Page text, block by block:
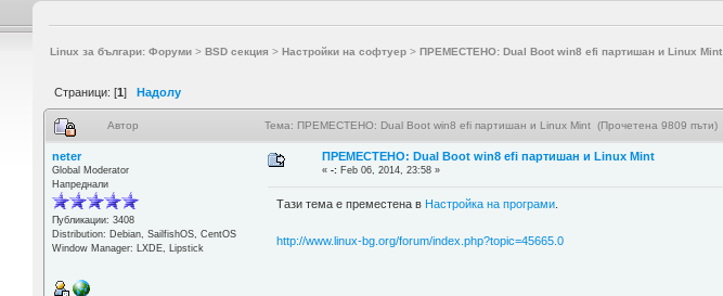
Linux за българи: Форуми> BSD секция > Настройки на софтуер> ПРЕМЕСТЕНО: Dual Boot win8 efi партишан и Linux Mint
Страници: [1] Надолу
Автор Тема: ПРЕМЕСТЕНО: Dual Boot win8 efi партишан и Linux Mint (Прочетена 9809 пъти)
neter
Global Moderator
Напреднали
Публикации: 3408
Distribution: Debian, SailfishOS, CentOS
Window Manager: LXDE, Lipstick
ПРЕМЕСТЕНО: Dual Boot win8 efi партишан и Linux Mint
«-: Feb 06, 2014, 23:58 »
Тази тема е преместена в Настройка на програми
http://www.linux-bg.org/forum/index.php?topic=45665.0